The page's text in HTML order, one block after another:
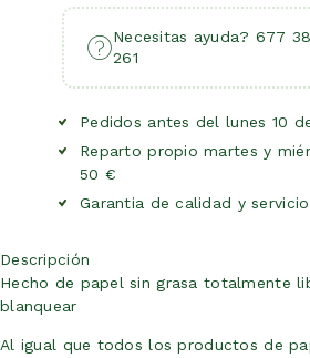
Necesitas ayuda? 677
261
Pedidos antes del lunes 10
Reparto propio martes y
50 €
Garantia de calidad y servicio
Descripción
Hecho de papel sin grasa totalmente
blanquear
Al igual que todos los productos de